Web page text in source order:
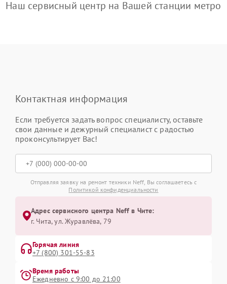
Наш сервисный центр на Вашей станции метро
Контактная информация
Если требуется задать вопрос специалисту, оставьте
свои данные и дежурный специалист с радостью
проконсультирует Вас!
Отправляя заявку на ремонт техники Neff, Вы соглашаетесь с
Политикой конфиденциальности
Адрес сервисного центра Neff в Чите:
г. Чита, ул. Журавлёва, 79
Горячая линия
+7 (800) 301-55-83
Время работы
Ежедневно с 9:00 до 21:00